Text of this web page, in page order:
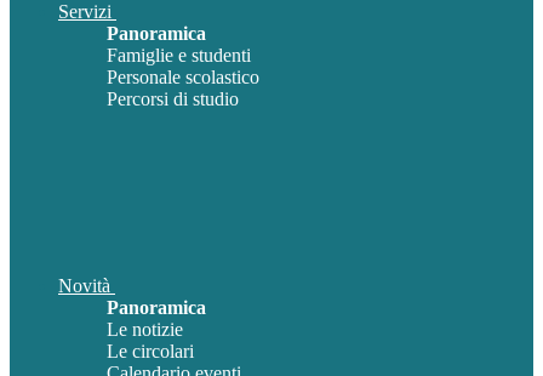
Servizi
Panoramica
Famiglie e studenti
Personale scolastico
Percorsi di studio
Novità
Panoramica
Le notizie
Le circolari